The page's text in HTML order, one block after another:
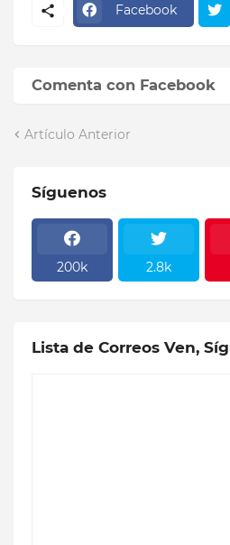
Facebook
Comenta con Facebook
Artículo Anterior
Síguenos
200k 2.8k
Lista de Correos Ven,